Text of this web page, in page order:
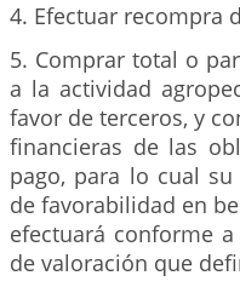
4. Efectuar recompra
5. Comprar total o
a la actividad
favor de terceros, y
financieras de las
pago, para lo cual su
de favorabilidad en
efectuará conforme
de valoración que